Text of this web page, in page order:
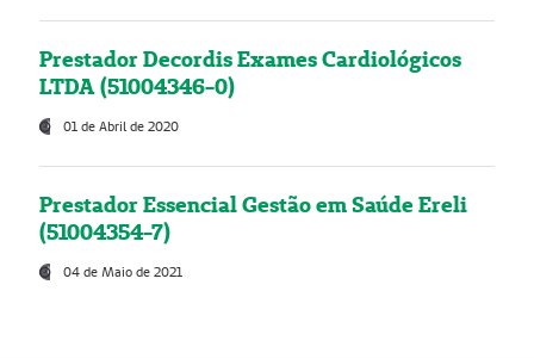
Prestador Decordis Exames Cardiológicos
LTDA (51004346-0)
01 de Abril de 2020
Prestador Essencial Gestão em Saúde Ereli
(51004354-7)
04 de Maio de 2021